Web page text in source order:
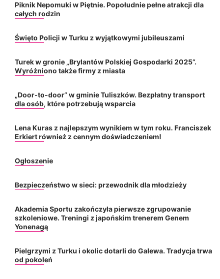
Piknik Nepomuki w Piętnie. Popołudnie pełne atrakcji dla
całych rodzin
Święto Policji w Turku z wyjątkowymi jubileuszami
Turek w gronie „Brylantów Polskiej Gospodarki 2025”.
Wyróżniono także firmy z miasta
„Door-to-door” w gminie Tuliszków. Bezpłatny transport
dla osób, które potrzebują wsparcia
Lena Kuras z najlepszym wynikiem w tym roku. Franciszek
Erkiert również z cennym doświadczeniem!
Ogłoszenie
Bezpieczeństwo w sieci: przewodnik dla młodzieży
Akademia Sportu zakończyła pierwsze zgrupowanie
szkoleniowe. Treningi z japońskim trenerem Genem
Yonenagą
Pielgrzymi z Turku i okolic dotarli do Galewa. Tradycja trwa
od pokoleń